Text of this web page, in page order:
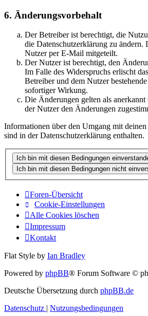
6. Änderungsvorbehalt
Der Betreiber ist berechtigt, die
die Datenschutzerklärung zu
Nutzer per E-Mail mitgeteilt.
Der Nutzer ist berechtigt, den
Im Falle des Widerspruchs erlischt
Betreiber und dem Nutzer
sofortiger Wirkung.
Die Änderungen gelten als
der Nutzer den Änderungen
Informationen über den Umgang mit
sind in der Datenschutzerklärung enthalten.
Foren-Übersicht
Cookie-Einstellungen
Alle Cookies löschen
Impressum
Kontakt
Flat Style by Ian Bradley
Powered by phpBB® Forum Software ©
Deutsche Übersetzung durch phpBB.de
Datenschutz | Nutzungsbedingungen